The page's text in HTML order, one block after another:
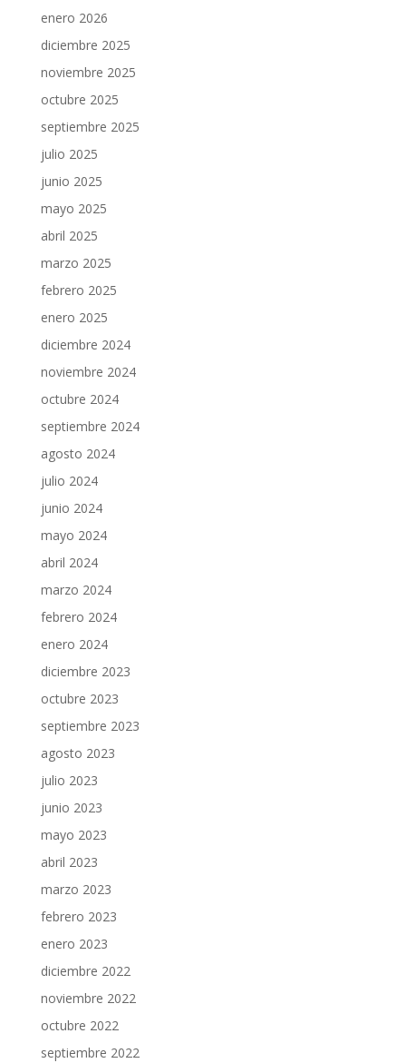
enero 2026
diciembre 2025
noviembre 2025
octubre 2025
septiembre 2025
julio 2025
junio 2025
mayo 2025
abril 2025
marzo 2025
febrero 2025
enero 2025
diciembre 2024
noviembre 2024
octubre 2024
septiembre 2024
agosto 2024
julio 2024
junio 2024
mayo 2024
abril 2024
marzo 2024
febrero 2024
enero 2024
diciembre 2023
octubre 2023
septiembre 2023
agosto 2023
julio 2023
junio 2023
mayo 2023
abril 2023
marzo 2023
febrero 2023
enero 2023
diciembre 2022
noviembre 2022
octubre 2022
septiembre 2022